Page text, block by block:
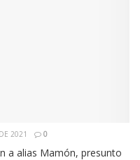
2021 0
a alias Mamón, presunto